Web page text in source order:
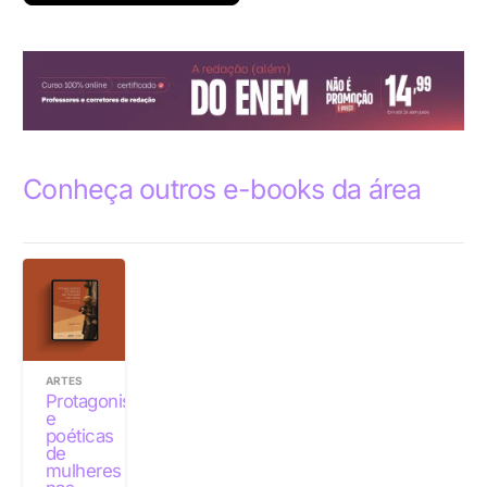
Conheça outros e-books da área
ARTES
Protagonismos
e
poéticas
de
mulheres